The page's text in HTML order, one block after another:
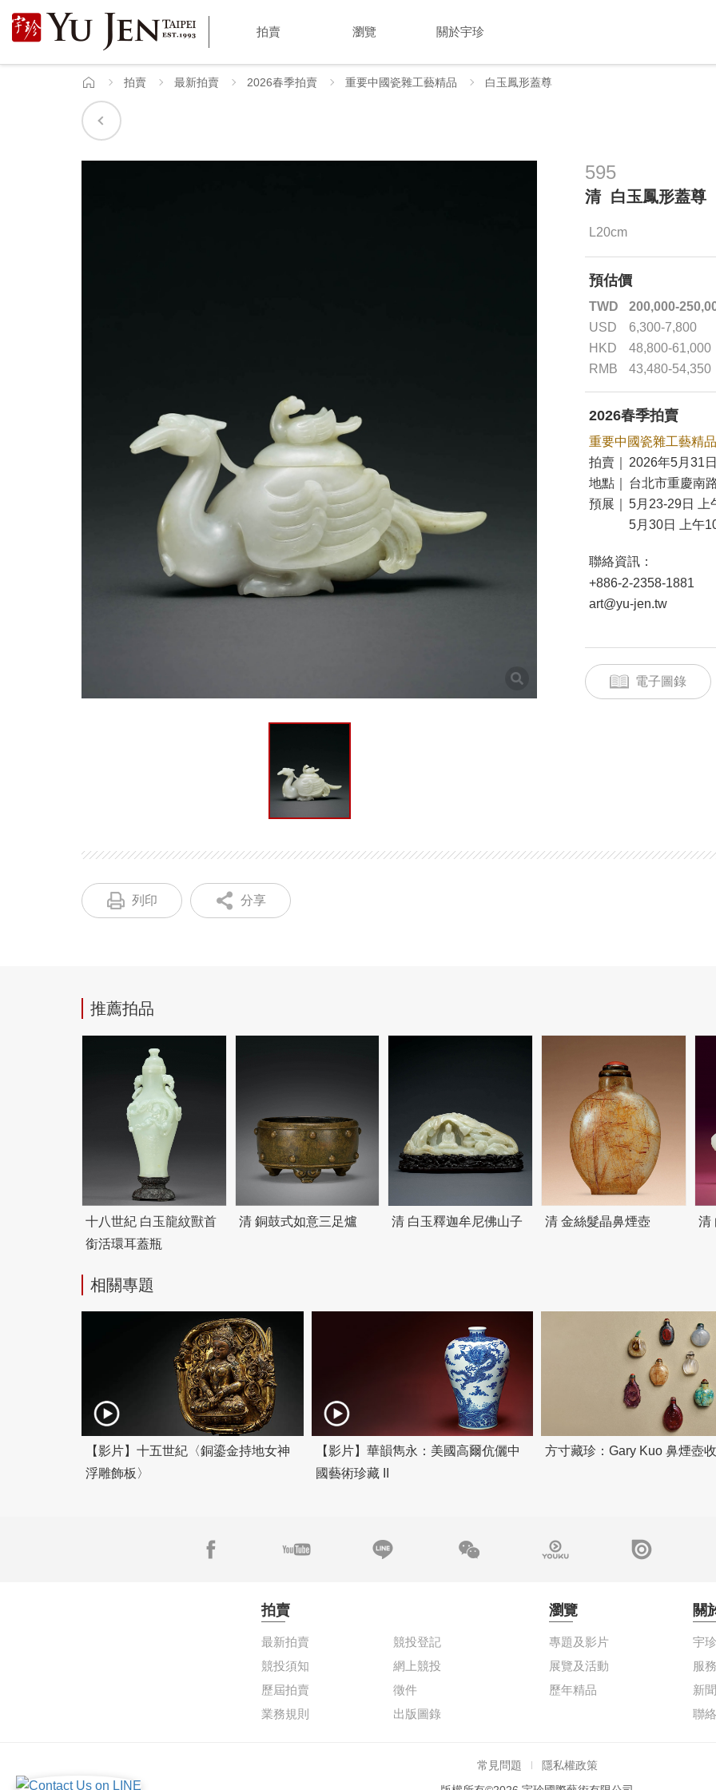
宇
珍
拍賣 瀏覽 關於宇珍
首
頁
拍賣 最新拍賣 2026春季拍賣 重要中國瓷雜工藝精品 白玉鳳形蓋尊
595
清 白玉鳳形蓋尊
L20cm
預估價
TWD
200,000-
USD
6,300-7,800
HKD
48,800-61,000
RMB
43,480-54,350
2026春季拍賣
重要中國瓷雜工藝精品
拍賣｜
2026年5月31
地點｜
台北市重慶南
預展｜
5月23-29日 上
5月30日 上午
聯絡資訊：
+886-2-2358-1881
art@yu-jen.tw
電子圖錄
列印 分享
推薦拍品
十八世紀 白玉龍紋獸首
銜活環耳蓋瓶
清 銅鼓式如意三足爐 清 白玉釋迦牟尼佛山子 清 金絲髮晶鼻煙壺 清
相關專題
【影片】十五世紀〈銅鎏金持地女神
浮雕飾板〉
【影片】華韻雋永：美國高爾伉儷中
國藝術珍藏 II
方寸藏珍：Gary Kuo 鼻煙壺
拍賣
最新拍賣
競投登記
競投須知
網上競投
歷屆拍賣
徵件
業務規則
出版圖錄
瀏覽
專題及影片
展覽及活動
歷年精品
關
宇
服
新
聯
常見問題
隱私權政策